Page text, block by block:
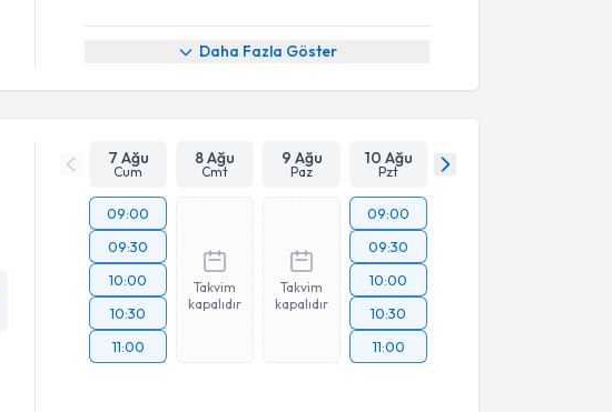
Daha Fazla Göster
7 Ağu
Cum
8 Ağu
Cmt
9 Ağu
Paz
10 Ağu
Pzt
09:00
09:30
10:00
10:30
11:00
Takvim
kapalıdır
Takvim
kapalıdır
09:00
09:30
10:00
10:30
11:00